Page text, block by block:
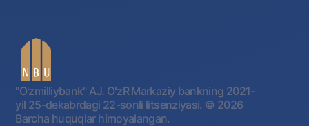
"O'zmilliybank" AJ. OʻzR Markaziy bankning 2021-
yil 25-dekabrdagi 22-sonli litsenziyasi. © 2026
Barcha huquqlar himoyalangan.